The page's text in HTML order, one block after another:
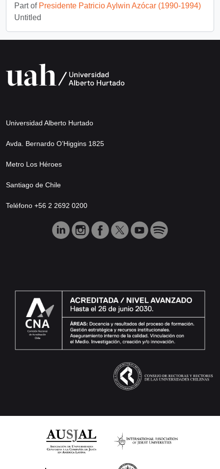
Part of Presidente Patricio Aylwin Azócar (1990-1994)
Untitled
Universidad Alberto Hurtado
Avda. Bernardo O’Higgins 1825
Metro Los Héroes
Santiago de Chile
Teléfono +56 2 2692 0200